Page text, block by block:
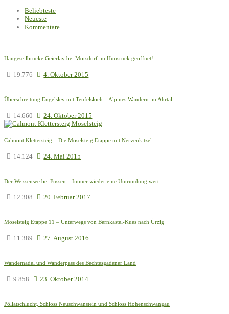
Beliebteste
Neueste
Kommentare
Hängeseilbrücke Geierlay bei Mörsdorf im Hunsrück geöffnet!
19.776 4. Oktober 2015
Überschreitung Engelsley mit Teufelsloch – Alpines Wandern im Ahrtal
14.660 24. Oktober 2015
Calmont Klettersteig – Die Moselsteig Etappe mit Nervenkitzel
14.124 24. Mai 2015
Der Weissensee bei Füssen – Immer wieder eine Umrundung wert
12.308 20. Februar 2017
Moselsteig Etappe 11 – Unterwegs von Bernkastel-Kues nach Ürzig
11.389 27. August 2016
Wandernadel und Wanderpass des Bechtesgadener Land
9.858 23. Oktober 2014
Pöllatschlucht, Schloss Neuschwanstein und Schloss Hohenschwangau